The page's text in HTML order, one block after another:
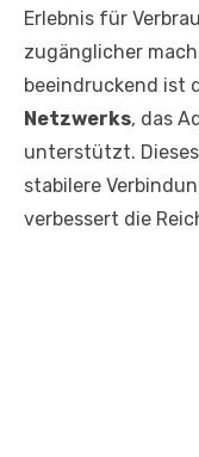
Erlebnis für
zugänglicher
beeindruckend ist
Netzwerks, das
unterstützt.
stabilere
verbessert die